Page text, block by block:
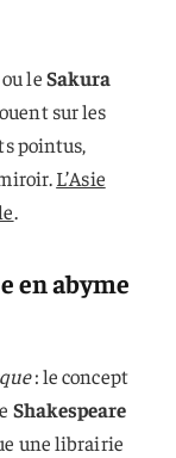
ou leSakura
sur les
pointus,
L’Asie
.
en abyme
: le concept
Shakespeare
une librairie